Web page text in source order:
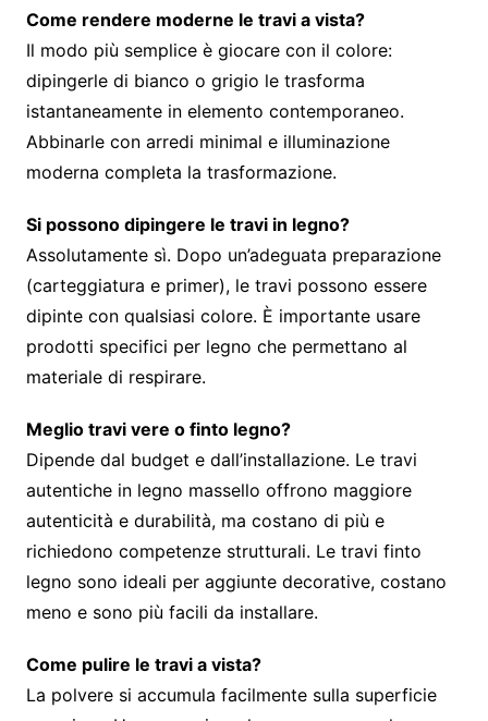
Come rendere moderne le travi a vista?
Il modo più semplice è giocare con il colore:
dipingerle di bianco o grigio le trasforma
istantaneamente in elemento contemporaneo.
Abbinarle con arredi minimal e illuminazione
moderna completa la trasformazione.
Si possono dipingere le travi in legno?
Assolutamente sì. Dopo un’adeguata preparazione
(carteggiatura e primer), le travi possono essere
dipinte con qualsiasi colore. È importante usare
prodotti specifici per legno che permettano al
materiale di respirare.
Meglio travi vere o finto legno?
Dipende dal budget e dall’installazione. Le travi
autentiche in legno massello offrono maggiore
autenticità e durabilità, ma costano di più e
richiedono competenze strutturali. Le travi finto
legno sono ideali per aggiunte decorative, costano
meno e sono più facili da installare.
Come pulire le travi a vista?
La polvere si accumula facilmente sulla superficie